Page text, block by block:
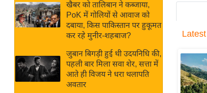
Live
News in
Hindi
अंतर्राष्ट्रीय
बिज़नेस
विशेषज्ञ
राय
खैबर को तालिबान ने कब्जाया,
PoK में गोलियों से आवाज को
दबाया, किस पाकिस्तान पर हुकूमत
कर रहे मुनीर-शहबाज?
जुबान बिगड़ी हुई थी उदयनिधि की,
पहली बार मिला सवा शेर, सत्ता में
आते ही विजय ने धरा थलापति
अवतार
Latest